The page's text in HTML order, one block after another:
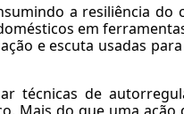
a resiliência
em
e escuta usadas
técnicas de